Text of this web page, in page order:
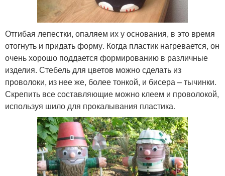
Отгибая лепестки, опаляем их у основания, в это время
отогнуть и придать форму. Когда пластик нагревается, он
очень хорошо поддается формированию в различные
изделия. Стебель для цветов можно сделать из
проволоки, из нее же, более тонкой, и бисера – тычинки.
Скрепить все составляющие можно клеем и проволокой,
используя шило для прокалывания пластика.